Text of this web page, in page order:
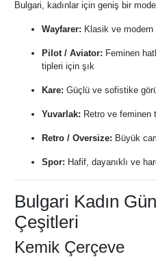
Bulgari, kadınlar için geniş bir
Wayfarer: Klasik ve modern
Pilot / Aviator: Feminen
tipleri için şık
Kare: Güçlü ve sofistike
Yuvarlak: Retro ve feminen
Retro / Oversize: Büyük
Spor: Hafif, dayanıklı ve
Bulgari Kadın
Çeşitleri
Kemik Çerçeve